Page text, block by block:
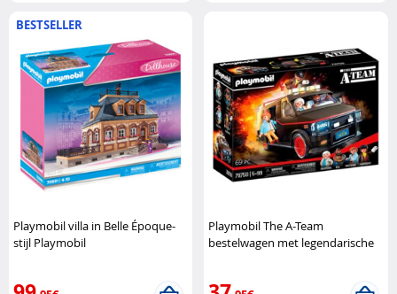
BESTSELLER
Playmobil villa in Belle Époque-
stijl Playmobil
Playmobil The A-Team
bestelwagen met legendarische